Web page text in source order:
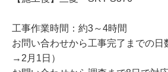
工事作業時間：約3～4時間
お問い合わせから工事完了までの日
→2月1日）